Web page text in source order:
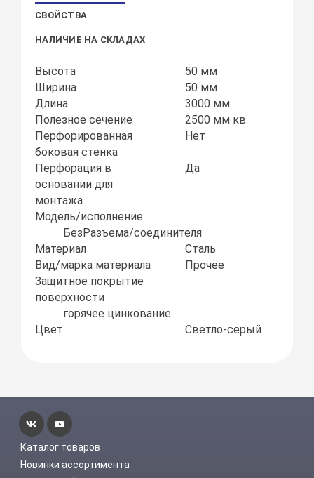
СВОЙСТВА
НАЛИЧИЕ НА СКЛАДАХ
Высота
50 мм
Ширина
50 мм
Длина
3000 мм
Полезное сечение
2500 мм кв.
Перфорированная
боковая стенка
Нет
Перфорация в
основании для
монтажа
Да
Модель/исполнение
БезРазъема/соединителя
Материал
Сталь
Вид/марка материала
Прочее
Защитное покрытие
поверхности
горячее цинкование
Цвет
Светло-серый
Каталог товаров
Новинки ассортимента